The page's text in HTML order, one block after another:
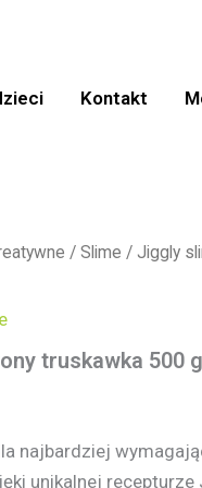
Kontakt
/ Slime / Jiggly
truskawka 500 g
najbardziej
unikalnej